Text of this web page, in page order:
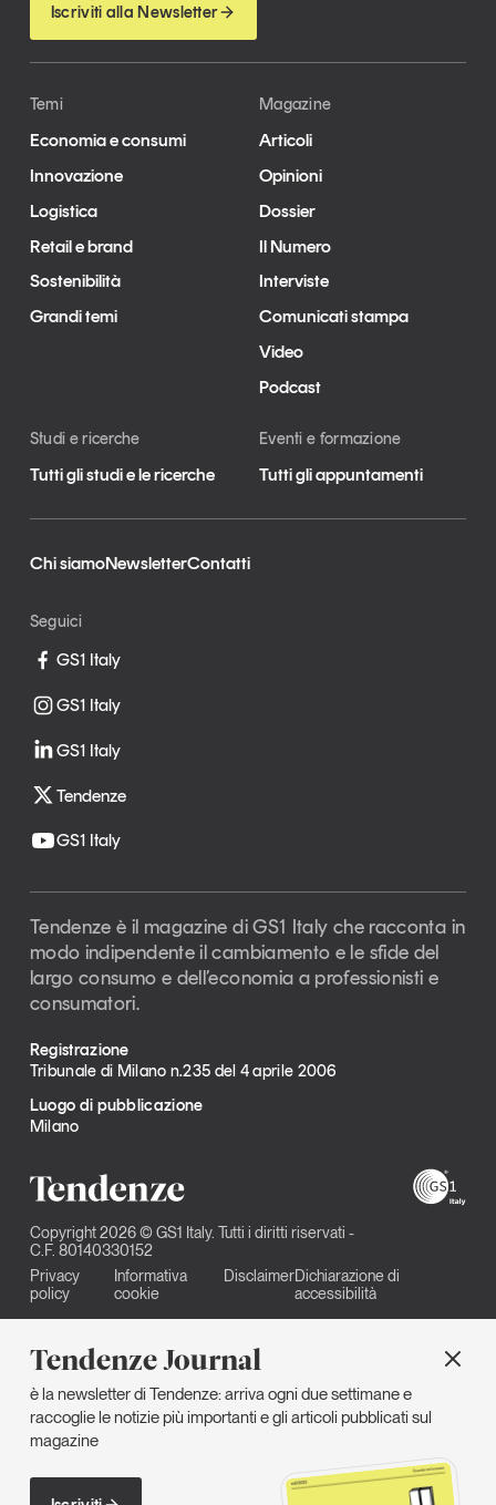
Tendenze Journal
è la newsletter di Tendenze: arriva ogni due settimane e
raccoglie le notizie più importanti e gli articoli pubblicati sul
magazine
Iscriviti alla Newsletter
Temi
Economia e consumi
Innovazione
Logistica
Retail e brand
Sostenibilità
Grandi temi
Magazine
Articoli
Opinioni
Dossier
Il Numero
Interviste
Comunicati stampa
Video
Podcast
Studi e ricerche
Tutti gli studi e le ricerche
Eventi e formazione
Tutti gli appuntamenti
Chi siamoNewsletterContatti
Seguici
GS1 Italy
GS1 Italy
GS1 Italy
Tendenze
GS1 Italy
Tendenze è il magazine di GS1 Italy che racconta in
modo indipendente il cambiamento e le sfide del
largo consumo e dell’economia a professionisti e
consumatori.
Registrazione
Tribunale di Milano n.235 del 4 aprile 2006
Luogo di pubblicazione
Milano
Copyright 2026 © GS1 Italy. Tutti i diritti riservati -
C.F. 80140330152
Privacy
policy
Informativa
cookie
DisclaimerDichiarazione di
accessibilità